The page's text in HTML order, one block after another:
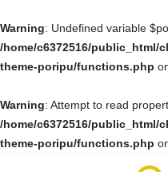
Warning: Undefined variable
/home/c6372516/public_html/
theme-poripu/functions.php
Warning: Attempt to read
/home/c6372516/public_html/
theme-poripu/functions.php